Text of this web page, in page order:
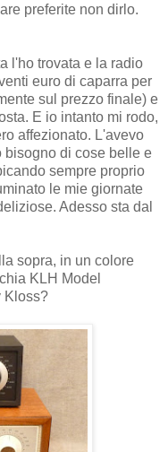
preferite non dirlo.
l'ho trovata e la radio
euro di caparra per
sul prezzo finale) e
E io intanto mi rodo,
affezionato. L'avevo
bisogno di cose belle e
sempre proprio
le mie giornate
Adesso sta dal
sopra, in un colore
KLH Model
Kloss?